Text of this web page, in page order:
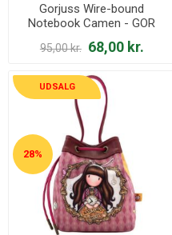
Gorjuss Wire-bound
Notebook Camen - GOR
1144GJ02 Just One Second
95,00 kr. 68,00 kr.
UDSALG
28%